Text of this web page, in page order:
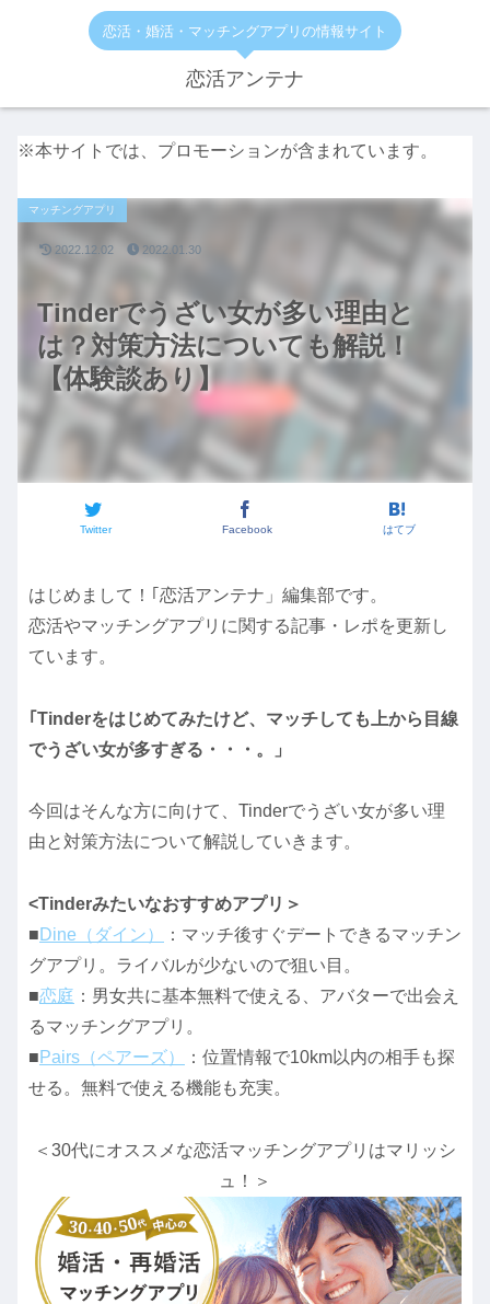
恋活・婚活・マッチングアプリの情報サイト
恋活アンテナ
※本サイトでは、プロモーションが含まれています。
Tinderでうざい女が多い理由と
は？対策方法についても解説！
【体験談あり】
マッチングアプリ
Twitter Facebook はてブ
2022.12.02 2022.01.30
はじめまして！｢恋活アンテナ」編集部です。
恋活やマッチングアプリに関する記事・レポを更新し
ています。
｢Tinderをはじめてみたけど、マッチしても上から目線
でうざい女が多すぎる・・・。」
今回はそんな方に向けて、Tinderでうざい女が多い理
由と対策方法について解説していきます。
<Tinderみたいなおすすめアプリ＞
■ Dine（ダイン）
：マッチ後すぐデートできるマッチン
グアプリ。ライバルが少ないので狙い目。
■恋庭 ：男女共に基本無料で使える、アバターで出会え
るマッチングアプリ。
■ Pairs（ペアーズ）
：位置情報で10km以内の相手も探
せる。無料で使える機能も充実。
＜30代にオススメな恋活マッチングアプリはマリッシ
ュ！＞